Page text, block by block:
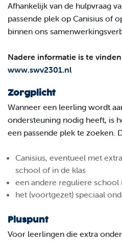
Afhankelijk van de hulpvraag
passende plek op Canisius of
binnen ons
Nadere informatie is te
www.swv2301.nl
Zorgplicht
Wanneer een leerling wordt
ondersteuning nodig heeft, is
een passende plek te zoeken.
Canisius, eventueel met
school of in de klas
een andere reguliere school
het (voortgezet) speciaal
Pluspunt
Voor leerlingen die extra